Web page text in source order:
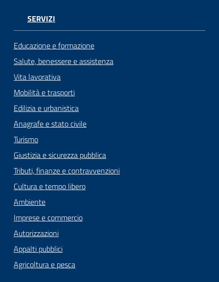
SERVIZI
Educazione e formazione
Salute, benessere e assistenza
Vita lavorativa
Mobilità e trasporti
Edilizia e urbanistica
Anagrafe e stato civile
Turismo
Giustizia e sicurezza pubblica
Tributi, finanze e contravvenzioni
Cultura e tempo libero
Ambiente
Imprese e commercio
Autorizzazioni
Appalti pubblici
Agricoltura e pesca